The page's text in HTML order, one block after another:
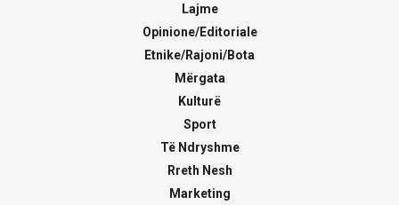
Lajme
Opinione/Editoriale
Etnike/Rajoni/Bota
Mërgata
Kulturë
Sport
Të Ndryshme
Rreth Nesh
Marketing